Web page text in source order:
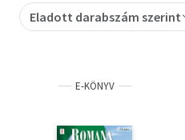
Szakkönyv
Tankönyv, segédkönyv
Társadalomtudomány
Eladott darabszám szerint
E-KÖNYV